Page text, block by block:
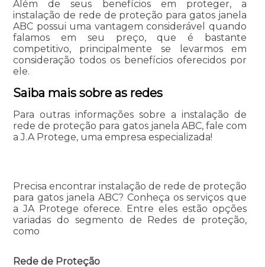
Além de seus benefícios em proteger, a
instalação de rede de proteção para gatos janela
ABC possui uma vantagem considerável quando
falamos em seu preço, que é bastante
competitivo, principalmente se levarmos em
consideração todos os benefícios oferecidos por
ele.
Saiba mais sobre as redes
Para outras informações sobre a instalação de
rede de proteção para gatos janela ABC, fale com
a J.A Protege, uma empresa especializada!
Precisa encontrar instalação de rede de proteção
para gatos janela ABC? Conheça os serviços que
a JA Protege oferece. Entre eles estão opções
variadas do segmento de Redes de proteção,
como
Rede de Proteção